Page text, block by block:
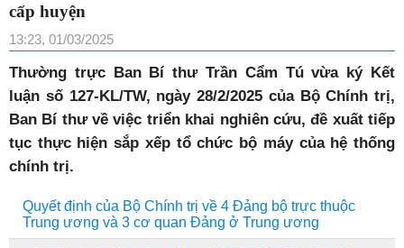
không tổ chức cấp huyện
13:23, 01/03/2025
Thường trực Ban Bí thư Trần Cẩm Tú vừa ký Kết
luận số 127-KL/TW, ngày 28/2/2025 của Bộ Chính trị,
Ban Bí thư về việc triển khai nghiên cứu, đề xuất tiếp
tục thực hiện sắp xếp tổ chức bộ máy của hệ thống
chính trị.
Quyết định của Bộ Chính trị về 4 Đảng bộ trực thuộc
Trung ương và 3 cơ quan Đảng ở Trung ương